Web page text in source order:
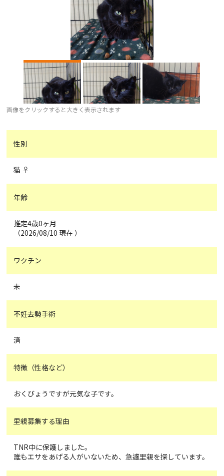
画像をクリックすると大きく表示されます
性別
猫 ♀
年齢
推定4歳0ヶ月
（2026/08/10 現在 ）
ワクチン
未
不妊去勢手術
済
特徴（性格など）
おくびょうですが元気な子です。
里親募集する理由
TNR中に保護しました。
誰もエサをあげる人がいないため、急遽里親を探しています。